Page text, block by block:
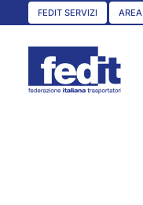
FEDIT SERVIZI